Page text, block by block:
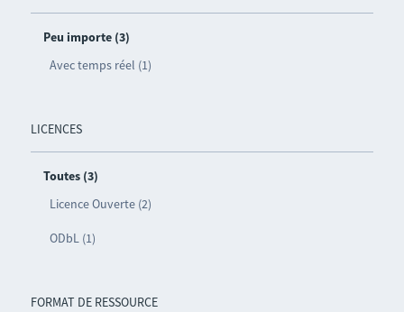
Peu importe (3)
Avec temps réel (1)
LICENCES
Toutes (3)
Licence Ouverte (2)
ODbL (1)
FORMAT DE RESSOURCE